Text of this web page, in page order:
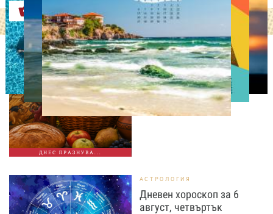
Оферти
ДНЕС ПРАЗНУВА...
ДНЕС ПРАЗНУВАТ
Преображение Господне:
Какви са поверията за
този свят ден
АСТРОЛОГИЯ
Дневен хороскоп за 6
август, четвъртък